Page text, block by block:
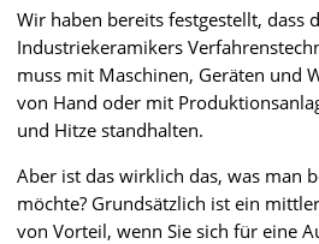
Wir haben bereits festgestellt, dass
Industriekeramikers
muss mit Maschinen, Geräten und
von Hand oder mit
und Hitze standhalten.
Aber ist das wirklich das, was man
möchte? Grundsätzlich ist ein
von Vorteil, wenn Sie sich für eine